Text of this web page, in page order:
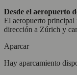
Desde el aeropuerto
El aeropuerto principal
dirección a Zúrich y
Aparcar
Hay aparcamiento